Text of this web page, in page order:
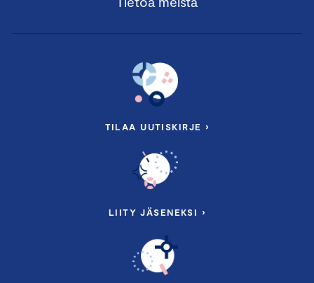
TILAA UUTISKIRJE ›
LIITY JÄSENEKSI ›